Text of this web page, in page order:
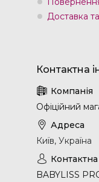
Доставка
Офіційний
Київ, Україна
BABYLISS